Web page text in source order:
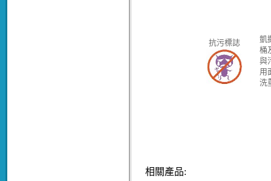
抗污標誌
凱
桶
與
用
洗
相關產品: